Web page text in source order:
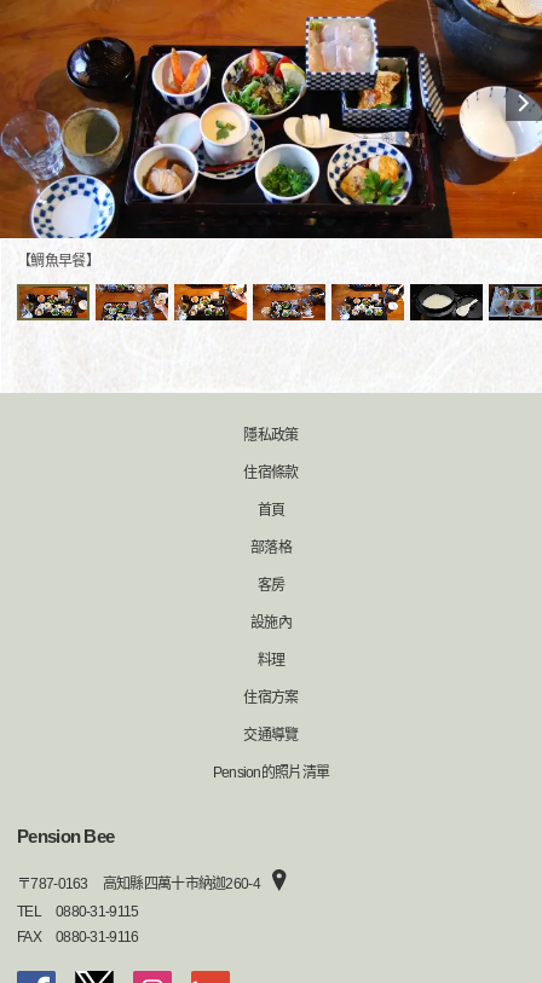
【鯛魚早餐】
隱私政策
住宿條款
首頁
部落格
客房
設施內
料理
住宿方案
交通導覽
Pension的照片清單
Pension Bee
〒787-0163
高知縣四萬十市納迦260-4
TEL
0880-31-9115
FAX
0880-31-9116